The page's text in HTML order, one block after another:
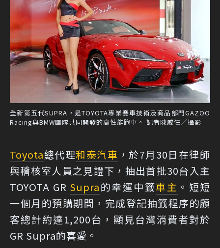
全新第五代SUPRA，是TOYOTA專業賽車技術及商品部門GAZOO
Racing與BMW團隊共同開發的高性能跑車。 記者陳威任／攝影
Toyota總代理和泰汽車 ，於7月30日在律師
與稽核室人員之見證下，抽出首批30台入主
TOYOTA GR Supra的幸運中籤車主 。短短
一個月的預購期間，完成登記抽籤程序的顧
客總計約達1,200台，顯見台灣消費者對於
GR Supra的喜愛。